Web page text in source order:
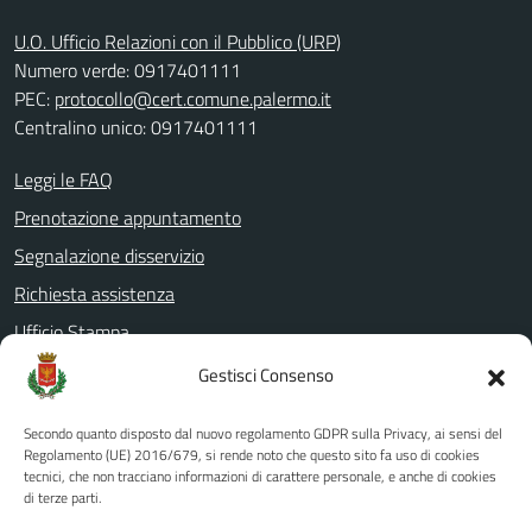
Gestisci Consenso
Secondo quanto disposto dal nuovo regolamento GDPR sulla Privacy, ai sensi del
Regolamento (UE) 2016/679, si rende noto che questo sito fa uso di cookies
tecnici, che non tracciano informazioni di carattere personale, e anche di cookies
di terze parti.
U.O. Ufficio Relazioni con il Pubblico (URP)
Numero verde: 0917401111
PEC: protocollo@cert.comune.palermo.it
Centralino unico: 0917401111
Leggi le FAQ
Prenotazione appuntamento
Segnalazione disservizio
Richiesta assistenza
Ufficio Stampa
Amministrazione Trasparente
Albo pretorio
Informativa privacy
Note legali